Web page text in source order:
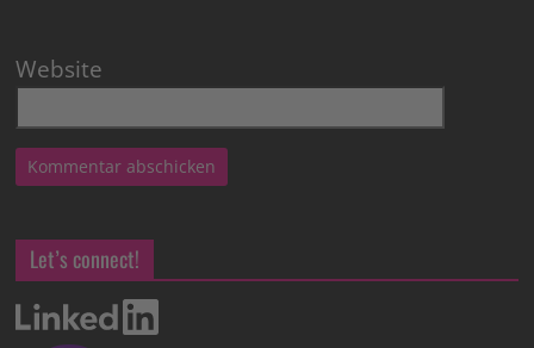
Website
Let’s connect!